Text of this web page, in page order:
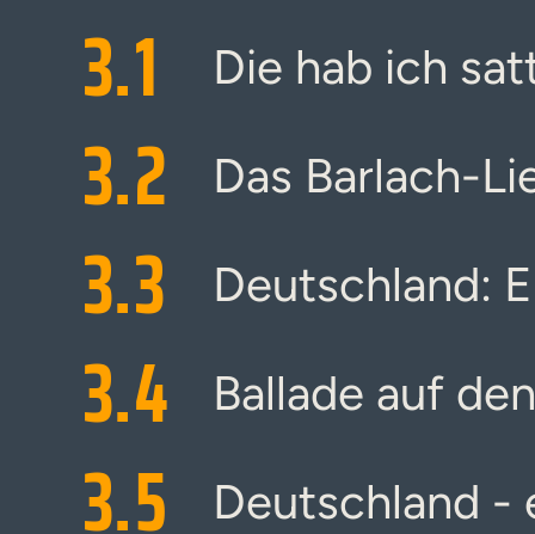
3.1 Die hab ich
3.2 Das Barlach-
3.3 Deutschland:
3.4 Ballade auf
3.5 Deutschland -